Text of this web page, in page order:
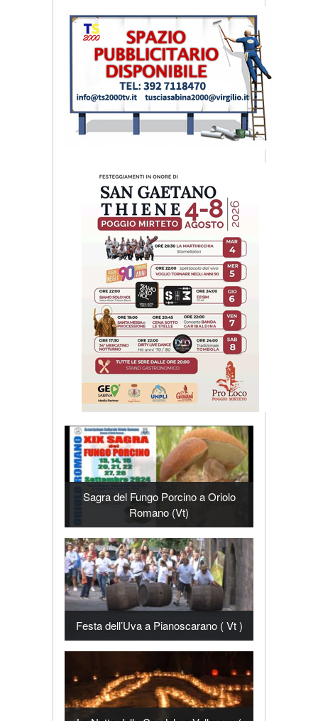
Sagra del Fungo Porcino a Oriolo
Romano (Vt)
Festa dell’Uva a Pianoscarano ( Vt )